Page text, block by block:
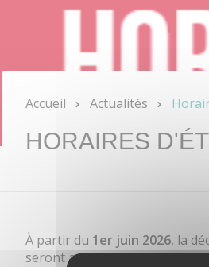
Accueil Actualités
HORAIRES
À partir du 1er juin 2026, la
seront appliqués jusqu’au31